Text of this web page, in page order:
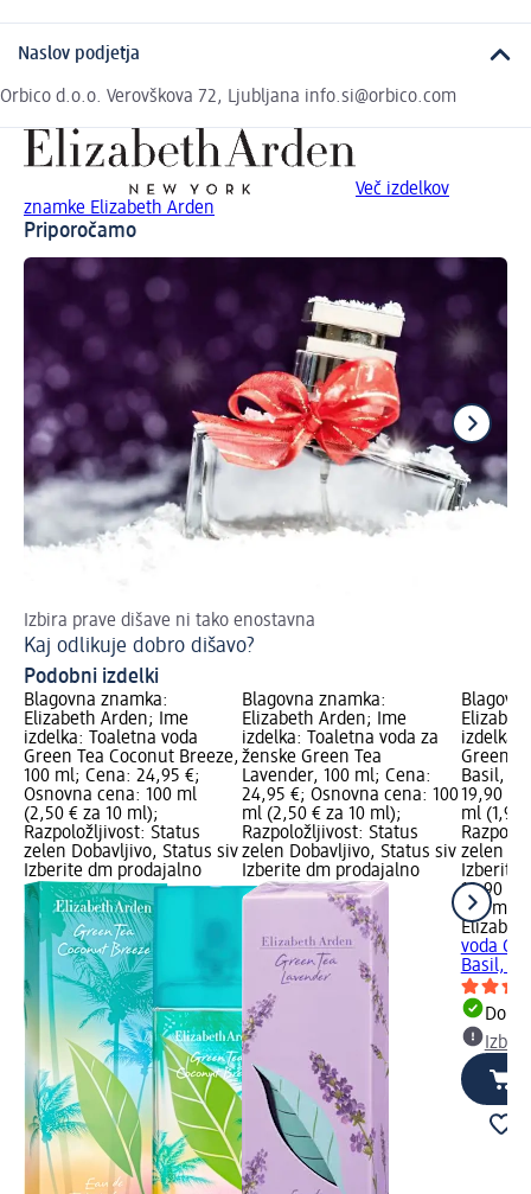
Naslov podjetja
Orbico d.o.o. Verovškova 72, Ljubljana info.si@orbico.com
Več izdelkov
znamke Elizabeth Arden
Priporočamo
Izbira prave dišave ni tako enostavna
Kaj odlikuje dobro dišavo?
Podobni izdelki
Blagovna znamka:
Elizabeth Arden; Ime
izdelka: Toaletna voda
Green Tea Coconut Breeze,
100 ml; Cena: 24,95 €;
Osnovna cena: 100 ml
(2,50 € za 10 ml);
Razpoložljivost: Status
zelen Dobavljivo, Status siv
Izberite dm prodajalno
Blagovna znamka:
Elizabeth Arden; Ime
izdelka: Toaletna voda za
ženske Green Tea
Lavender, 100 ml; Cena:
24,95 €; Osnovna cena: 100
ml (2,50 € za 10 ml);
Razpoložljivost: Status
zelen Dobavljivo, Status siv
Izberite dm prodajalno
izdelka:
Green
Basil,
19,90 €;
ml (1,99
zelen
Izberite
19,90 €
100 ml
voda
Basil,